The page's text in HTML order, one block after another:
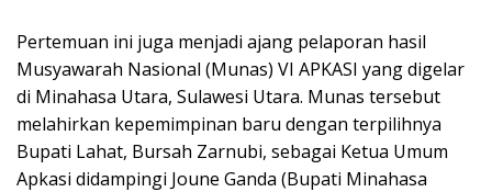
Pertemuan ini juga menjadi ajang pelaporan hasil
Musyawarah Nasional (Munas) VI APKASI yang digelar
di Minahasa Utara, Sulawesi Utara. Munas tersebut
melahirkan kepemimpinan baru dengan terpilihnya
Bupati Lahat, Bursah Zarnubi, sebagai Ketua Umum
Apkasi didampingi Joune Ganda (Bupati Minahasa